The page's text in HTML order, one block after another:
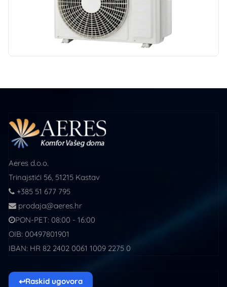
Aeres d.o.o.
Trinajstići 56, 51215 Kastav
+385 51 677 795
prodaja@aeres.hr
PON-PET: 08:00 - 16:00
OIB: 00497801901
IBAN: HR 82 2402 0061 1009 2275 0
↩Raskid ugovora